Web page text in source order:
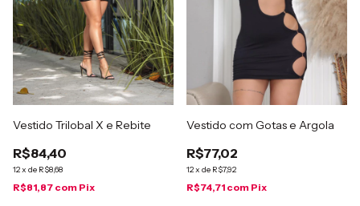
Vestido Trilobal X e Rebite
R$84,40
12x de R$8,68
R$81,87 com Pix
Vestido com Gotas e Argola
R$77,02
12x de R$7,92
R$74,71 com Pix